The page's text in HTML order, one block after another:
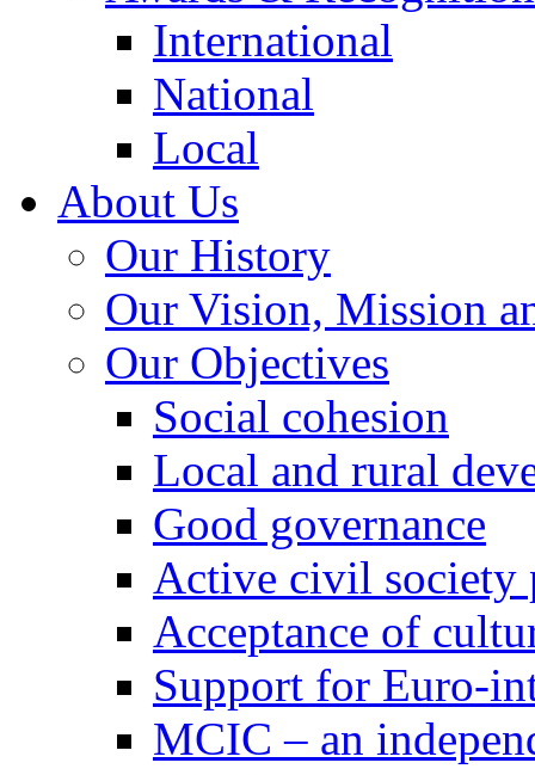
International
National
Local
About Us
Our History
Our Vision, Mission
Our Objectives
Social cohesion
Local and rural
Good governance
Active civil society
Acceptance of
Support for Euro-
MCIC – an